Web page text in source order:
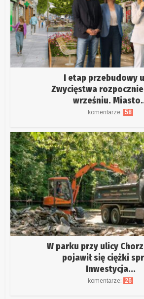
I etap przebudowy
Zwycięstwa
wrześniu.
komentarze: 58
W parku przy ulicy
pojawił się ciężki
Inwestycja...
komentarze: 26